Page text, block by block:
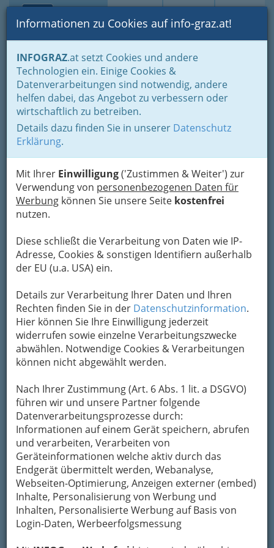
Suche Login Toggle
Informationen zu Cookies auf info-graz.at!
INFOGRAZ.at setzt Cookies und andere
Technologien ein. Einige Cookies &
Datenverarbeitungen sind notwendig, andere
helfen dabei, das Angebot zu verbessern oder
wirtschaftlich zu betreiben.
Details dazu finden Sie in unserer Datenschutz
Erklärung.
Mit Ihrer Einwilligung('Zustimmen & Weiter') zur
Verwendung von personenbezogenen Daten für
Werbung können Sie unsere Seite kostenfrei
nutzen.
Diese schließt die Verarbeitung von Daten wie IP-
Adresse, Cookies & sonstigen Identifiern außerhalb
der EU (u.a. USA) ein.
Details zur Verarbeitung Ihrer Daten und Ihren
Rechten finden Sie in der Datenschutzinformation.
Hier können Sie Ihre Einwilligung jederzeit
widerrufen sowie einzelne Verarbeitungszwecke
abwählen. Notwendige Cookies & Verarbeitungen
können nicht abgewählt werden.
Nach Ihrer Zustimmung (Art. 6 Abs. 1 lit. a DSGVO)
führen wir und unsere Partner folgende
Datenverarbeitungsprozesse durch:
Informationen auf einem Gerät speichern, abrufen
und verarbeiten, Verarbeiten von
Geräteinformationen welche aktiv durch das
Endgerät übermittelt werden, Webanalyse,
Webseiten-Optimierung, Anzeigen externer (embed)
Inhalte, Personalisierung von Werbung und
Inhalten, Personalisierte Werbung auf Basis von
Login-Daten, Werbeerfolgsmessung
Home Branchen Kultur Musik Rund um die Musik
Gitarre lernen
Wiener Straße 197, 8051 Graz
+43 316 579 930
„Der angehende Gitarrist kann mit
verschiedenen Zielen und
Wunschvorstellungen zu uns kommen,
dementsprechend vielfältig ist unser
Gitarre für Kinder: Barbara
Reisinger ist ausgebildete
arbeitete 12 Jahre in diesem
Beruf. Jetzt, als
Berufsmusikerin, gibt sie
Gitarrenstunden für Kinder.
Zur Zeit arbeitet sie an der
"MuZuMiMa Gitarrenschule", einem Lehrbuch,
zugeschnitten ist. Einzigartig in diesem Buch:
Hier werden Liedbegleitung und Melodiespiel
parallel erlernt.
FürLiedbegleitunggibt es bei
uns zwei verschiedene
Möglichkeiten, heranzugehen:
MitRichard Doplers Lehrbuch
„Der Gitarre Anfänger“ wird
die Technik des Gitarre Spieles
genau und detailliert erklärt.
Das Rhythmusgefühl wird mit